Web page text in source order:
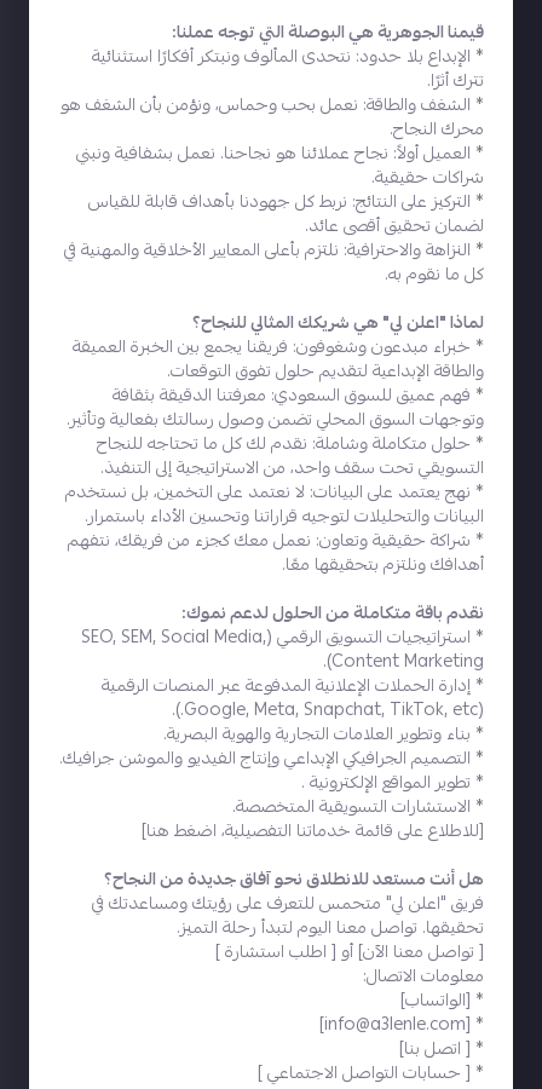
قيمنا الجوهرية هي البوصلة التي توجه عملنا:
* الإبداع بلا حدود: نتحدى المألوف ونبتكر أفكارًا استثنائية
تترك أثرًا.
* الشغف والطاقة: نعمل بحب وحماس، ونؤمن بأن الشغف هو
محرك النجاح.
* العميل أولاً: نجاح عملائنا هو نجاحنا. نعمل بشفافية ونبني
شراكات حقيقية.
* التركيز على النتائج: نربط كل جهودنا بأهداف قابلة للقياس
لضمان تحقيق أقصى عائد.
* النزاهة والاحترافية: نلتزم بأعلى المعايير الأخلاقية والمهنية في
كل ما نقوم به.
لماذا "اعلن لي" هي شريكك المثالي للنجاح؟
* خبراء مبدعون وشغوفون: فريقنا يجمع بين الخبرة العميقة
والطاقة الإبداعية لتقديم حلول تفوق التوقعات.
* فهم عميق للسوق السعودي: معرفتنا الدقيقة بثقافة
وتوجهات السوق المحلي تضمن وصول رسالتك بفعالية وتأثير.
* حلول متكاملة وشاملة: نقدم لك كل ما تحتاجه للنجاح
التسويقي تحت سقف واحد، من الاستراتيجية إلى التنفيذ.
* نهج يعتمد على البيانات: لا نعتمد على التخمين، بل نستخدم
البيانات والتحليلات لتوجيه قراراتنا وتحسين الأداء باستمرار.
* شراكة حقيقية وتعاون: نعمل معك كجزء من فريقك، نتفهم
أهدافك ونلتزم بتحقيقها معًا.
نقدم باقة متكاملة من الحلول لدعم نموك:
* استراتيجيات التسويق الرقمي (SEO, SEM, Social Media,
Content Marketing).
* إدارة الحملات الإعلانية المدفوعة عبر المنصات الرقمية
(Google, Meta, Snapchat, TikTok, etc.).
* بناء وتطوير العلامات التجارية والهوية البصرية.
* التصميم الجرافيكي الإبداعي وإنتاج الفيديو والموشن جرافيك.
* تطوير المواقع الإلكترونية .
* الاستشارات التسويقية المتخصصة.
[للاطلاع على قائمة خدماتنا التفصيلية،اضغط هنا]
هل أنت مستعد للانطلاق نحو آفاق جديدة من النجاح؟
فريق "اعلن لي" متحمس للتعرف على رؤيتك ومساعدتك في
تحقيقها. تواصل معنا اليوم لتبدأ رحلة التميز.
[تواصل معنا الآن] أو [اطلب استشارة]
معلومات الاتصال:
* [الواتساب]
* [
info@a3lenle.com
]
* [اتصل بنا]
* [حسابات التواصل الاجتماعي]